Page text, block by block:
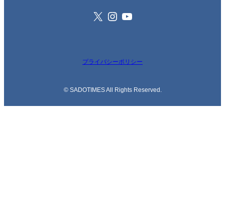
X Instagram
YouTube
プライバシーポリシー
© SADOTIMES All Rights Reserved.